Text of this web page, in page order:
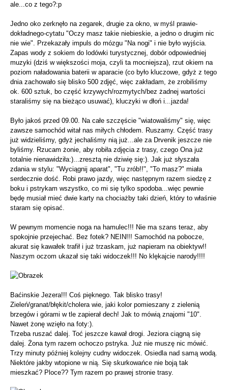
ale...co z tego?:p
Jedno oko zerknęło na zegarek, drugie za okno, w myśl prawie-
dokładnego-cytatu "Oczy masz takie niebieskie, a jedno o drugim nic
nie wie". Przekazały impuls do mózgu "Na nogi" i nie było wyjścia.
Zapas wody z sokiem do lodówki turystycznej, dobór odpowiedniej
muzyki (dziś w większości moja, czyli ta mocniejsza), rzut okiem na
poziom naładowania baterii w aparacie (co było kluczowe, gdyż z tego
dnia zachowało się blisko 500 zdjęć, więc zakładam, że zrobiliśmy
ok. 600 sztuk, bo część krzywych/rozmytych/bez żadnej wartości
staraliśmy się na bieżąco usuwać), kluczyki w dłoń i...jazda!
Było jakoś przed 09.00. Na całe szczęście "wiatowaliśmy" się, więc
zawsze samochód witał nas miłych chłodem. Ruszamy. Część trasy
już widzieliśmy, gdyż jechaliśmy nią już...ale za Drvenik jeszcze nie
byliśmy. Rzucam żonie, aby robiła zdjęcia z trasy, czego Ona już
totalnie nienawidziła:)...zresztą nie dziwię się:). Jak już słyszała
zdania w stylu: "Wyciągnij aparat", "Tu zrób!!", "To masz?" miała
serdecznie dość. Robi prawo jazdy, więc następnym razem siedzę z
boku i pstrykam wszystko, co mi się tylko spodoba...więc pewnie
będę musiał mieć dwie karty na chociażby taki dzień, który to właśnie
staram się opisać.
W pewnym momencie noga na hamulec!!! Nie ma szans teraz, aby
spokojnie przejechać. Bez fotek? NEIN!!! Samochód na pobocze,
akurat się kawałek trafił i już trzaskam, już napieram na obiektyw!!
Naszym oczom ukazał się taki widoczek!!! No klękajcie narody!!!!
Baćinskie Jezera!!! Coś pięknego. Tak blisko trasy!
Zieleń/granat/błękit/cholera wie, jaki kolor pomieszany z zielenią
brzegów i górami w tle zapierał dech! Jak to mówią znajomi "10".
Nawet żonę wzięło na foty:).
Trzeba ruszać dalej. Toć jeszcze kawał drogi. Jeziora ciągną się
dalej. Żona tym razem ochoczo pstryka. Już nie muszę nic mówić.
Trzy minuty później kolejny cudny widoczek. Osiedla nad samą wodą.
Niektóre jakby wtopione w nią. Się skurkowańce nie boją tak
mieszkać? Ploce?? Tym razem po prawej stronie trasy.